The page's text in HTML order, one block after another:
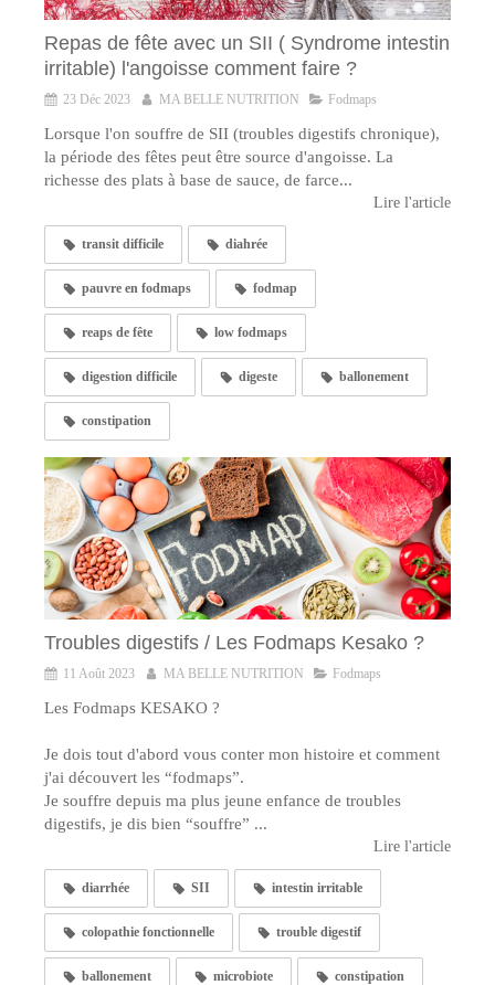
Repas de fête avec un SII ( Syndrome intestin
irritable) l'angoisse comment faire ?
23 Déc 2023 MA BELLE NUTRITION Fodmaps
Lorsque l'on souffre de SII (troubles digestifs chronique),
la période des fêtes peut être source d'angoisse. La
richesse des plats à base de sauce, de farce...
Lire l'article
transit difficile diahrée
pauvre en fodmaps fodmap
reaps de fête low fodmaps
digestion difficile digeste ballonement
constipation
Troubles digestifs / Les Fodmaps Kesako ?
11 Août 2023 MA BELLE NUTRITION Fodmaps
Les Fodmaps KESAKO ?
Je dois tout d'abord vous conter mon histoire et comment
j'ai découvert les “fodmaps”.
Je souffre depuis ma plus jeune enfance de troubles
digestifs, je dis bien “souffre” ...
Lire l'article
diarrhée SII intestin irritable
colopathie fonctionnelle trouble digestif
ballonement microbiote constipation